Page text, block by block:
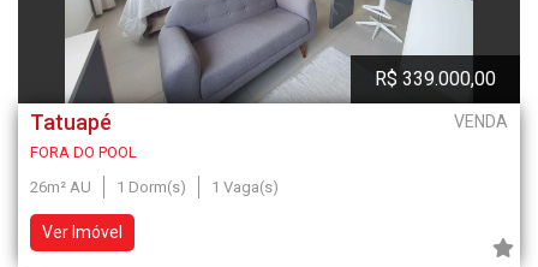
Tatuapé VENDA
R$ 339.000,00
FORA DO POOL
26m² AU
1 Dorm(s) 1 Vaga(s)
Ver Imóvel